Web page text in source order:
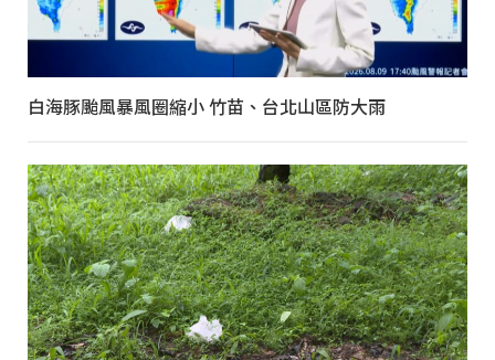
白海豚颱風暴風圈縮小 竹苗、台北山區防大雨